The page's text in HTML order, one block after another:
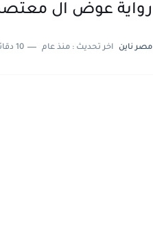
رواية عوض ال معتصم الفصل
مصر ناين اخر تحديث : منذ عام 10 دقائق للقراءة